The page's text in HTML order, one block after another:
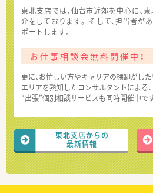
東北支店では、仙台市近郊を中心に、
介をしております。 そして、担当者が
ポートします。
お仕事相談会無料開催中！
更に、お忙しい方やキャリアの棚卸がし
エリアを熟知したコンサルタントによる、
“出張”個別相談サービスも同時開催中で
東北支店からの
最新情報